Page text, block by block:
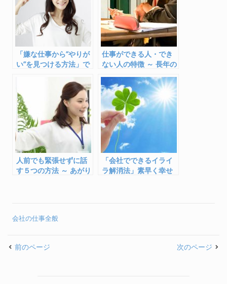
k
「嫌な仕事から”やりが
い”を見つける方法」で
仕事ができる人・でき
ない人の特徴 ～ 長年の
人前でも緊張せずに話
す５つの方法 ～ あがり
「会社でできるイライ
ラ解消法」素早く幸せ
会社の仕事全般
前のページ 次のページ